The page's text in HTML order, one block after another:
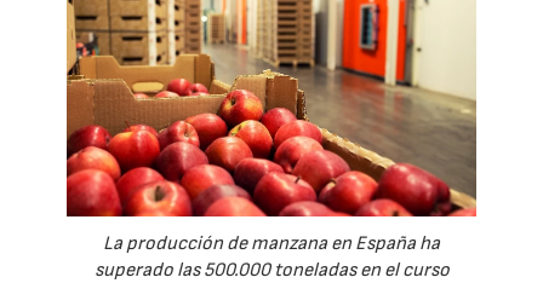
La producción de manzana en España ha
superado las 500.000 toneladas en el curso